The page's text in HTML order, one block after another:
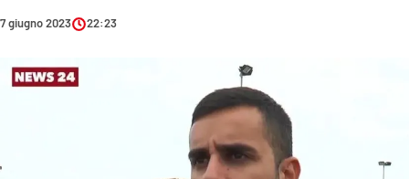
SANITÀ
7 giugno 2023 22:23